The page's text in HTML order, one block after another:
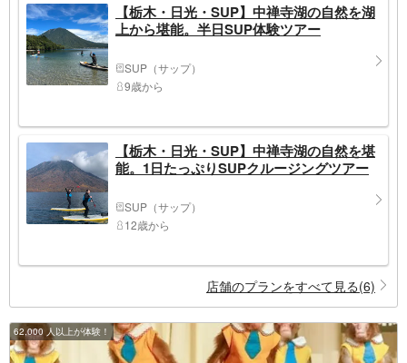
【栃木・日光・SUP】中禅寺湖の自然を湖
上から堪能。半日SUP体験ツアー
SUP（サップ）
9歳から
【栃木・日光・SUP】中禅寺湖の自然を堪
能。1日たっぷりSUPクルージングツアー
SUP（サップ）
12歳から
店舗のプランをすべて見る(6)
62,000 人以上が体験！